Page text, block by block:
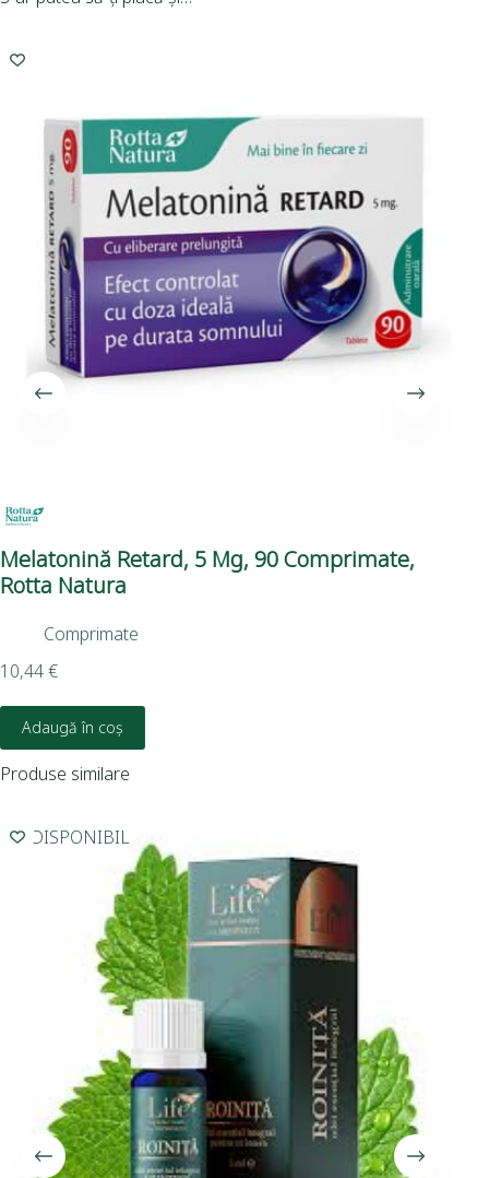
Melatonină Retard, 5 Mg, 90 Comprimate,
Rotta Natura
Comprimate
10,44€
Adaugă în coș
Produse similare
INDISPONIBIL